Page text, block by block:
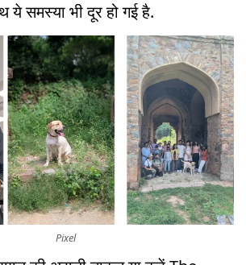
ये समस्या भी दूर हो गई है.
Pixel